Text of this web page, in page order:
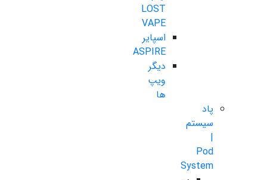
LOST
VAPE
اسپایر
ASPIRE
دیگر
ویپ
ها
پاد
سیستم
|
Pod
System